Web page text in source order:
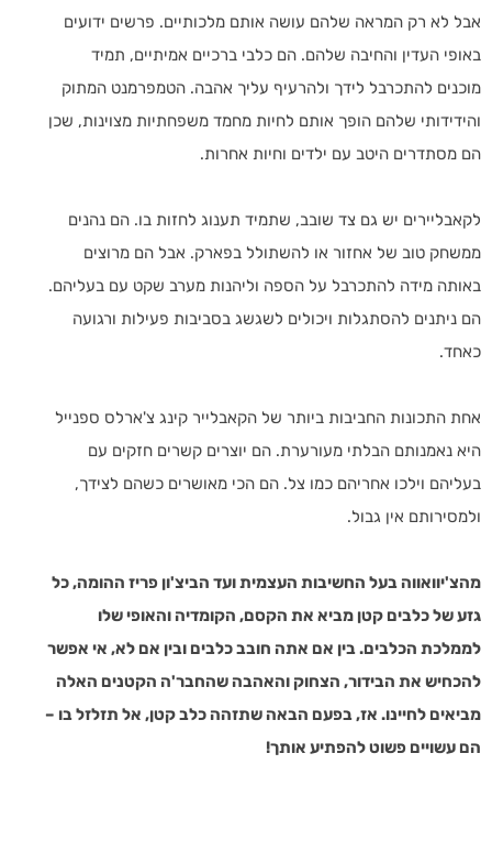
אבל לא רק המראה שלהם עושה אותם מלכותיים. פרשים ידועים
באופי העדין והחיבה שלהם. הם כלבי ברכיים אמיתיים, תמיד
מוכנים להתכרבל לידך ולהרעיף עליך אהבה. הטמפרמנט המתוק
והידידותי שלהם הופך אותם לחיות מחמד משפחתיות מצוינות, שכן
הם מסתדרים היטב עם ילדים וחיות אחרות.
לקאבליירים יש גם צד שובב, שתמיד תענוג לחזות בו. הם נהנים
ממשחק טוב של אחזור או להשתולל בפארק. אבל הם מרוצים
באותה מידה להתכרבל על הספה וליהנות מערב שקט עם בעליהם.
הם ניתנים להסתגלות ויכולים לשגשג בסביבות פעילות ורגועה
כאחד.
אחת התכונות החביבות ביותר של הקאבלייר קינג צ'ארלס ספנייל
היא נאמנותם הבלתי מעורערת. הם יוצרים קשרים חזקים עם
בעליהם וילכו אחריהם כמו צל. הם הכי מאושרים כשהם לצידך,
ולמסירותם אין גבול.
מהצ'יוואווה בעל החשיבות העצמית ועד הביצ'ון פריז ההומה, כל
גזע של כלבים קטן מביא את הקסם, הקומדיה והאופי שלו
לממלכת הכלבים. בין אם אתה חובב כלבים ובין אם לא, אי אפשר
להכחיש את הבידור, הצחוק והאהבה שהחבר'ה הקטנים האלה
מביאים לחיינו. אז, בפעם הבאה שתזהה כלב קטן, אל תזלזל בו –
הם עשויים פשוט להפתיע אותך!